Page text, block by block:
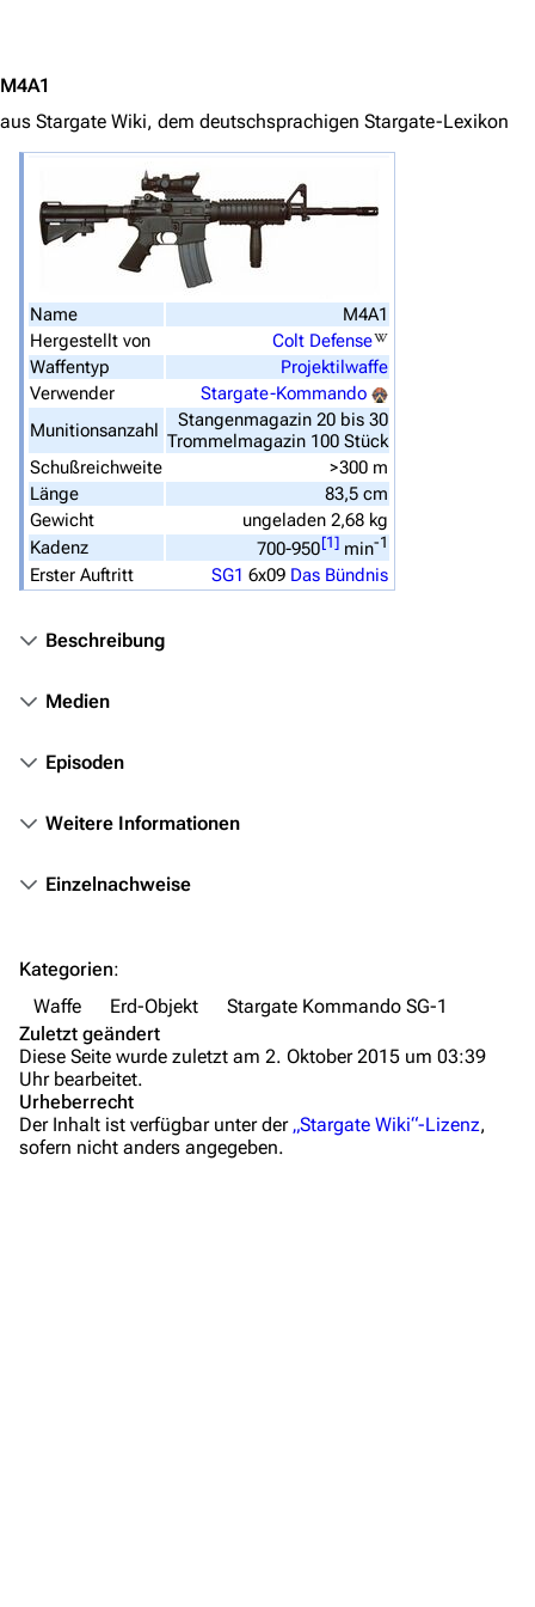
Von A bis Z
Zufälliger Artikel
Spezialseiten
Datei hochladen
Filme und Serien
Überblick
Stargate SG-1
Stargate Atlantis
Stargate Universe
Stargate Origins
Stargate Infinity
Stargate-Romane
Filme
Völker
Fanprojekte
Kommerzielles
Hilfe
M4A1
aus Stargate Wiki, dem deutschsprachigen Stargate-Lexikon
Name
M4A1
Hergestellt von
Colt Defense
Waffentyp
Projektilwaffe
Verwender
Stargate-Kommando
Munitionsanzahl
Stangenmagazin 20 bis 30
Trommelmagazin 100 Stück
Schußreichweite
>300 m
Länge
83,5 cm
Gewicht
ungeladen 2,68 kg
Kadenz
700-950[1] min-1
Erster Auftritt SG1 6x09 Das Bündnis
Beschreibung
Medien
Episoden
Weitere Informationen
Einzelnachweise
Kategorien:
Waffe
Erd-Objekt
Stargate Kommando SG-1
Zuletzt geändert
Diese Seite wurde zuletzt am 2. Oktober 2015 um 03:39
Uhr bearbeitet.
Urheberrecht
Der Inhalt ist verfügbar unter der „Stargate Wiki“-Lizenz,
sofern nicht anders angegeben.